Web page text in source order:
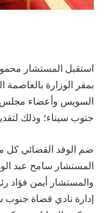
استقبل المستشار محمود
بمقر الوزارة
السويس وأعضاء مجلس
جنوب سيناء؛ وذلك
ضم الوفد القضائي
المستشار سامح عبد
والمستشار أيمن
إدارة نادي قضاة جنوب